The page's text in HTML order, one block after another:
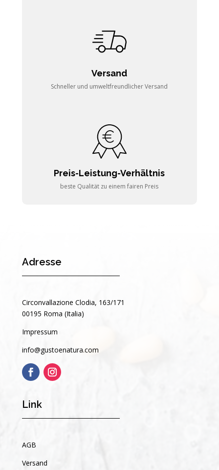
Versand
Schneller und umweltfreundlicher Versand
Preis-Leistung-Verhältnis
beste Qualität zu einem fairen Preis
Adresse
Circonvallazione Clodia, 163/171
00195 Roma (Italia)
Impressum
info@gustoenatura.com
Link
AGB
Versand